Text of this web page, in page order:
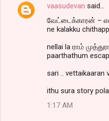
vaasudevan said…
வேட்டைக்காரன் –
ne kalakku
nellai la ராம்
paarthathum
sari .. vettaikaaran
ithu sura story pola
1:17 AM